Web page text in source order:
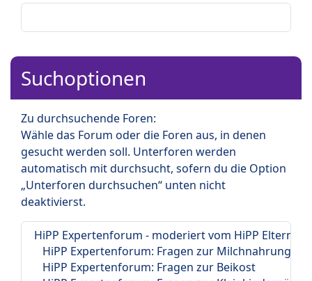
Suchoptionen
Zu durchsuchende Foren:
Wähle das Forum oder die Foren aus, in denen
gesucht werden soll. Unterforen werden
automatisch mit durchsucht, sofern du die Option
„Unterforen durchsuchen“ unten nicht
deaktivierst.